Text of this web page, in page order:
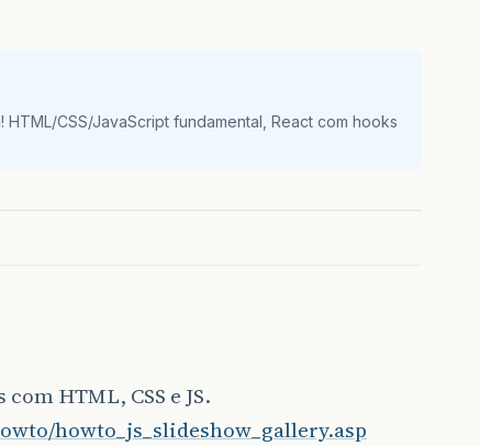
CSS/JavaScript fundamental, React com hooks
HTML, CSS e JS.
howto_js_slideshow_gallery.asp